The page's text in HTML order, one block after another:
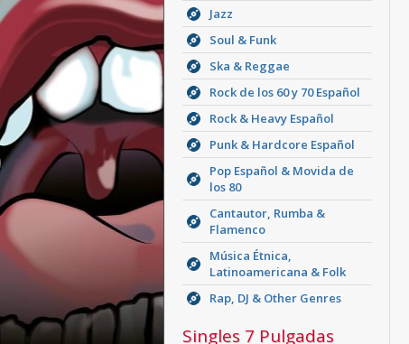
Jazz
Soul & Funk
Ska & Reggae
Rock de los 60 y 70 Español
Rock & Heavy Español
Punk & Hardcore Español
Pop Español & Movida de
los 80
Cantautor, Rumba &
Flamenco
Música Étnica,
Latinoamericana & Folk
Rap, DJ & Other Genres
Singles 7 Pulgadas